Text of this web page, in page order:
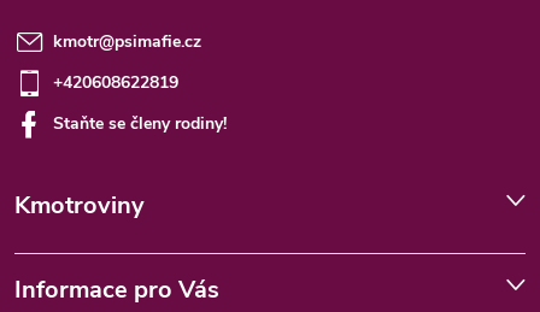
kmotr@psimafie.cz
+420608622819
Staňte se členy rodiny!
Kmotroviny
Informace pro Vás